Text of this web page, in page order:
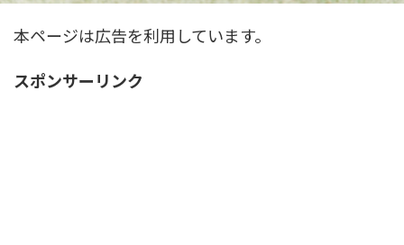
本ページは広告を利用しています。
スポンサーリンク